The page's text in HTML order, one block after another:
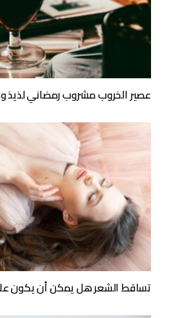
عصير الخروب مشروب رمضاني
تساقط الشعر هل يمكن أن يكون